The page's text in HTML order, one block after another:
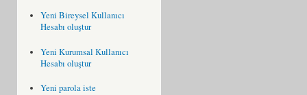
Yeni Bireysel Kullanıcı
Hesabı oluştur
Yeni Kurumsal Kullanıcı
Hesabı oluştur
Yeni parola iste